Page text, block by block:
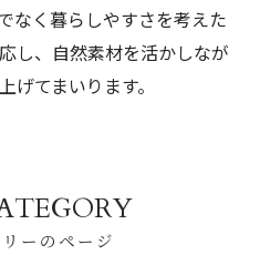
なく暮らしやすさを考えた
し、自然素材を活かしなが
げてまいります。
ーのページ